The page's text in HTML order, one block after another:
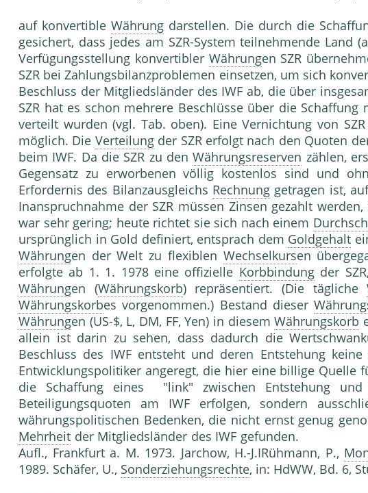
auf konvertible Währung darstellen. Die durch die
gesichert, dass jedes am SZR-System teilnehmende
Verfügungsstellung konvertibler Währungen SZR
SZR bei Zahlungsbilanzproblemen einsetzen, um sich
Beschluss der Mitgliedsländer des IWF ab, die über
SZR hat es schon mehrere Beschlüsse über die
verteilt wurden (vgl. Tab. oben). Eine Vernichtung von
möglich. Die Verteilungder SZR erfolgt nach den Quoten
beim IWF. Da die SZR zu denWährungsreserven zählen,
Gegensatz zu erworbenen völlig kostenlos sind und
Erfordernis des Bilanzausgleichs Rechnung getragen ist,
Inanspruchnahme der SZR müssen Zinsen gezahlt
war sehr gering; heute richtet sie sich nach einem
ursprünglich in Gold definiert, entsprach dem Goldgehalt
Währungen der Welt zu flexiblen Wechselkursen
erfolgte ab 1. 1. 1978 eine offizielle Korbbindungder
Währungen (Währungskorb) repräsentiert. (Die tägliche
Währungskorbes vorgenommen.) Bestand dieser
Währungen (US-$, L, DM, FF, Yen) in diesemWährungskorb
allein ist darin zu sehen, dass dadurch die
Beschluss des IWF entsteht und deren Entstehung
Entwicklungspolitiker angeregt, die hier eine billige Quelle
die Schaffung eines "link" zwischen Entstehung und
Beteiligungsquoten am IWF erfolgen, sondern
währungspolitischen Bedenken, die nicht ernst genug
Mehrheit der Mitgliedsländer des IWF
Aufl., Frankfurt a. M. 1973. Jarchow, H.-J.IRühmann, P.,
1989. Schäfer, U., Sonderziehungsrechte, in: HdWW, Bd. 6,